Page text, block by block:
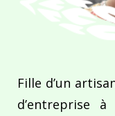
Fille d’un
d’entreprise